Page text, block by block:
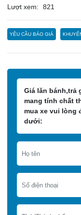
Lượt xem: 821
YÊU CẦU BÁO GIÁ
Giá lăn bánh,trả
mang tính chất
mua xe vui lòng
dưới: